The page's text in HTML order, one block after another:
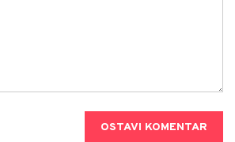
OSTAVI KOMENTAR